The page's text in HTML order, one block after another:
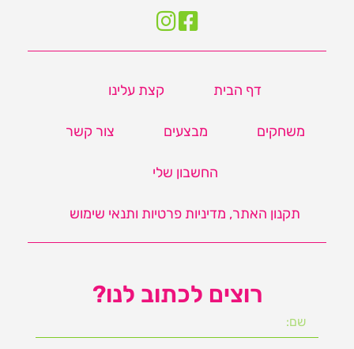
דף הבית קצת עלינו
משחקים מבצעים צור קשר
החשבון שלי
תקנון האתר, מדיניות פרטיות ותנאי שימוש
רוצים לכתוב לנו?